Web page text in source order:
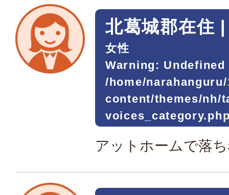
北葛城郡在住
女性
Warning :
/home/
content/themes/nh/
アットホームで落